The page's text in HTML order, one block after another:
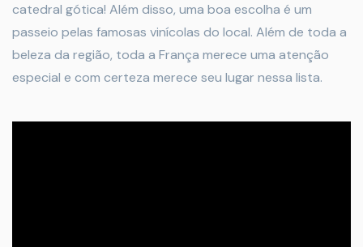
catedral gótica! Além disso, uma boa escolha é um
passeio pelas famosas vinícolas do local. Além de toda a
beleza da região, toda a França merece uma atenção
especial e com certeza merece seu lugar nessa lista.